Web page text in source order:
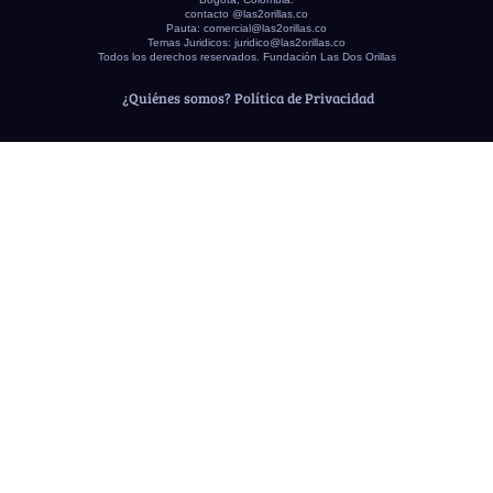
contacto @las2orillas.co
Pauta: comercial@las2orillas.co
Temas Juridicos: juridico@las2orillas.co
Todos los derechos reservados. Fundación Las Dos Orillas
¿Quiénes somos? Política de Privacidad